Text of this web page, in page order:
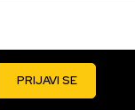
PRIJAVI SE